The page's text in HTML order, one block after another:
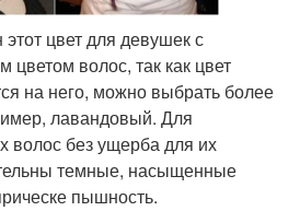
цвет для девушек с
цветом волос, так как цвет
на него, можно выбрать более
лавандовый. Для
волос без ущерба для их
темные, насыщенные
пышность.